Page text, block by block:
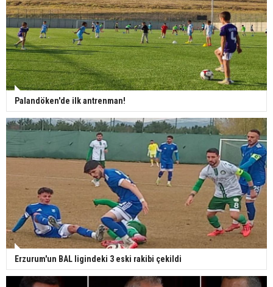
Palandöken'de ilk antrenman!
Erzurum'un BAL ligindeki 3 eski rakibi çekildi